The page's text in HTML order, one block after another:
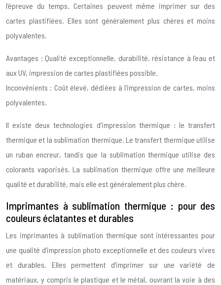
l’épreuve du temps. Certaines peuvent même imprimer sur des
cartes plastifiées. Elles sont généralement plus chères et moins
polyvalentes.
Avantages : Qualité exceptionnelle, durabilité, résistance à l’eau et
aux UV, impression de cartes plastifiées possible.
Inconvénients : Coût élevé, dédiées à l’impression de cartes, moins
polyvalentes.
Il existe deux technologies d’impression thermique : le transfert
thermique et la sublimation thermique. Le transfert thermique utilise
un ruban encreur, tandis que la sublimation thermique utilise des
colorants vaporisés. La sublimation thermique offre une meilleure
qualité et durabilité, mais elle est généralement plus chère.
Imprimantes à sublimation thermique : pour des
couleurs éclatantes et durables
Les imprimantes à sublimation thermique sont intéressantes pour
une qualité d’impression photo exceptionnelle et des couleurs vives
et durables. Elles permettent d’imprimer sur une variété de
matériaux, y compris le plastique et le métal, ouvrant la voie à des